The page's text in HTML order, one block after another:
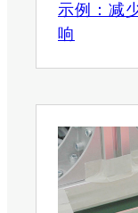
示例：减
响